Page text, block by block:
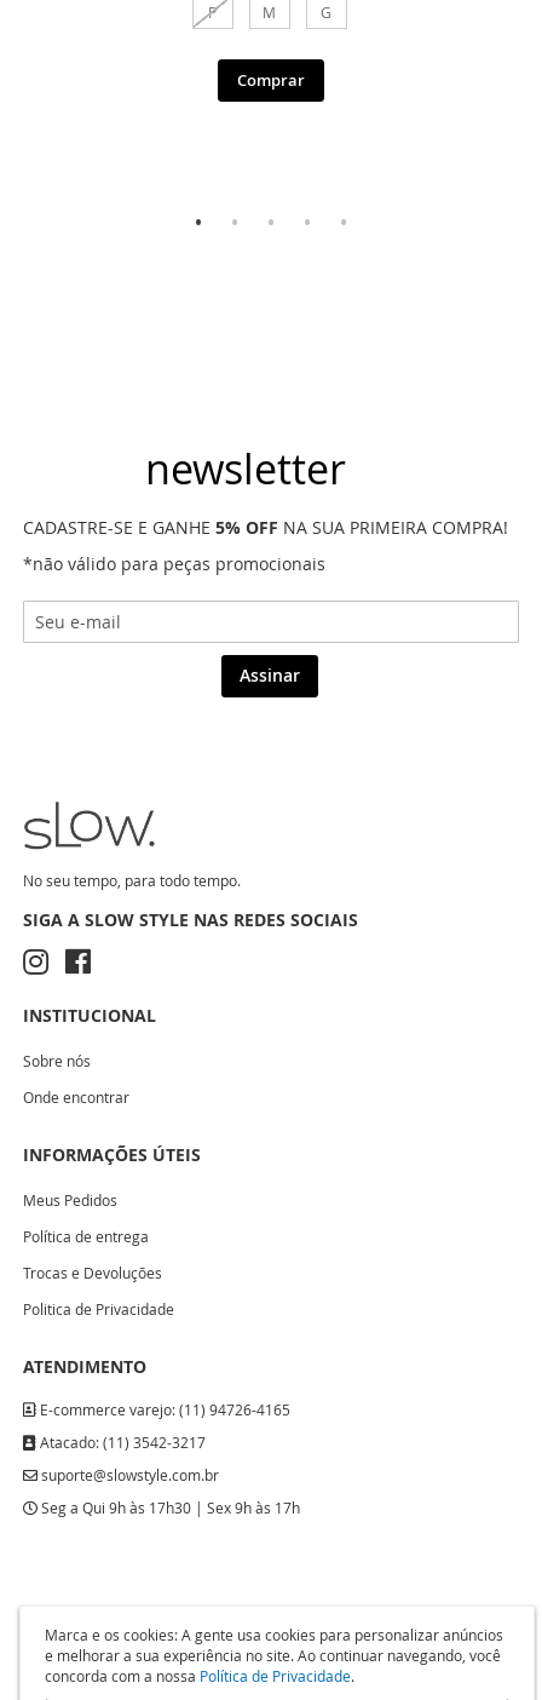
Marca e os cookies: A gente usa cookies para personalizar anúncios
e melhorar a sua experiência no site. Ao continuar navegando, você
concorda com a nossa Política de Privacidade.
P M G
Comprar
newsletter
CADASTRE-SE E GANHE 5% OFF NA SUA PRIMEIRA COMPRA!
*não válido para peças promocionais
Assinar
No seu tempo, para todo tempo.
SIGA A SLOW STYLE NAS REDES SOCIAIS
INSTITUCIONAL
Sobre nós
Onde encontrar
INFORMAÇÕES ÚTEIS
Meus Pedidos
Política de entrega
Trocas e Devoluções
Politica de Privacidade
ATENDIMENTO
E-commerce varejo: (11) 94726-4165
Atacado: (11) 3542-3217
suporte@slowstyle.com.br
Seg a Qui 9h às 17h30 | Sex 9h às 17h
STYLE - Rua Correia de Melo, 84 - Bom Retiro - São Paulo - SP -
suporte@slowstyle.com.br| CNPJ:26.245.710/0001-75